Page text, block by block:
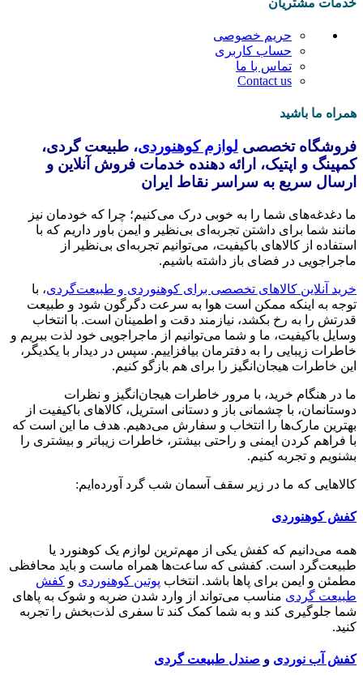
حریم خصوصی
حساب کاربری
تماس با ما
Contact us
همراه ما باشید
فروشگاه تخصصی لوازم کوهنوردی، طبیعت گردی،
کمپینگ و اپتیک، ارائه دهنده خدمات فروش آنلاین و
ارسال سریع به سراسر نقاط ایران
ما دغدغه‌های شما را به خوبی درک می‌کنیم؛ چرا که خودمان نیز
مانند شما برای داشتن تجربه‌ای بی‌نظیر و ایمن باور داریم که با
استفاده از کالاهای باکیفیت، می‌توانیم تجربه‌ای بی‌نظیر از
ماجراجویی در فضای باز داشته باشیم.
خرید آنلاین کالاهای تخصصی برای کوهنوردی و طبیعت‌گردی، با
توجه به اینکه ممکن است هوا به سرعت دگرگون شود و طبیعت
قدرتش را به رخ بکشد، نیازمند دقت و اطمینان است. با انتخاب
وسایل باکیفیت، ما و شما می‌توانیم از ماجراجویی خود لذت ببریم و
خاطرات زیبایی را به دفترمان بیافزاییم. سپس در دیدار با یکدیگر،
این خاطرات هیجان‌انگیز را برای هم بازگو کنیم.
ما در هنگام خرید، با مرور خاطرات هیجان‌انگیز و نظرات
دوستانمان، با چشمانی باز و دستانی استریل، کالاهای باکیفیت از
بهترین مارک‌ها را انتخاب و سفارش می‌دهیم. هدف ما این است که
با فراهم کردن ایمنی و راحتی بیشتر، خاطرات زیباتر و بیشتری را
بشنویم و تجربه کنیم.
کالاهایی که ما در زیر سقف آسمان شب گرد آورده‌ایم:
کفش کوهنوردی
همه می‌دانیم که کفش یکی از مهم‌ترین لوازم یک کوهنورد یا
طبیعت‌گرد است. کفشی که ساعت‌ها همراه ماست و باید محافظی
مطمئن و ایمن برای پاها باشد. انتخاب پوتین کوهنوردی و کفش
طبیعت گردی مناسب می‌تواند از وارد شدن ضربه و شوک به پاهای
شما جلوگیری کند و به شما کمک کند تا سفری لذت‌بخش را تجربه
کنید.
کفش آب نوردی و صندل طبیعت گردی